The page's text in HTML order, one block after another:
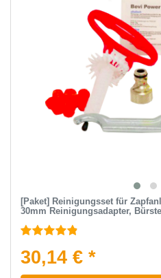
[Paket] Reinigungsset für
30mm Reinigungsadapter,
30,14 € *